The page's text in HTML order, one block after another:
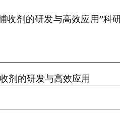
收剂的研发与高效应用”科
剂的研发与高效应用